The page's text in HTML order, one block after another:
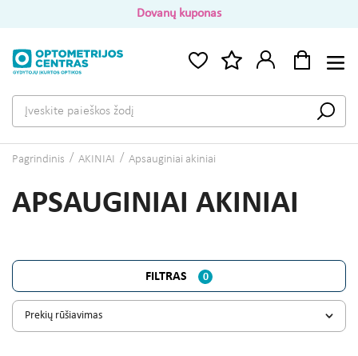
Dovanų kuponas
Pagrindinis AKINIAI Apsauginiai akiniai
APSAUGINIAI AKINIAI
FILTRAS 0